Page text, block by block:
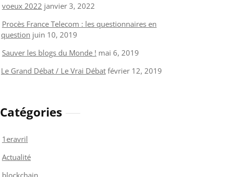
voeux 2022 janvier 3, 2022
Procès France Telecom : les questionnaires en
question juin 10, 2019
Sauver les blogs du Monde ! mai 6, 2019
Le Grand Débat / Le Vrai Débat février 12, 2019
Catégories
1eravril
Actualité
blockchain